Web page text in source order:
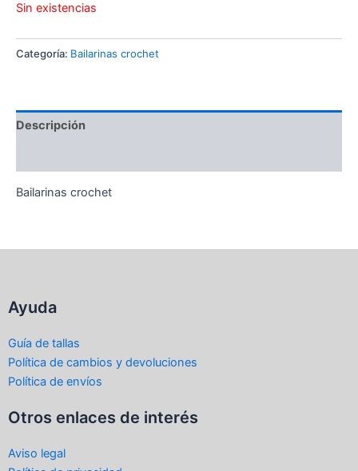
Sin existencias
Categoría: Bailarinas crochet
Descripción
Bailarinas crochet
Ayuda
Guía de tallas
Política de cambios y devoluciones
Política de envíos
Otros enlaces de interés
Aviso legal